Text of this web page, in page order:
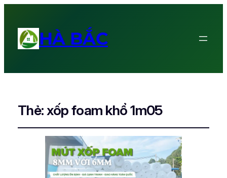
HÀ BẮC
Thẻ:xốp foam khổ 1m05